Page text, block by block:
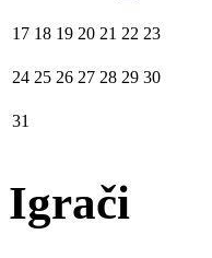
17 18 19 20 21 22 23
24 25 26 27 28 29 30
31
Igrači